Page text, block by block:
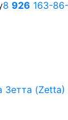
8 926 163-
Зетта (Zetta)